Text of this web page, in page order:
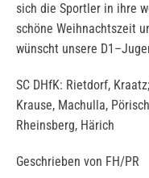
sich die Sportler in ihre
schöne Weihnachtszeit
wünscht unsere
SC DHfK: Rietdorf,
Krause, Machulla,
Rheinsberg, Härich
Geschrieben von FH/PR